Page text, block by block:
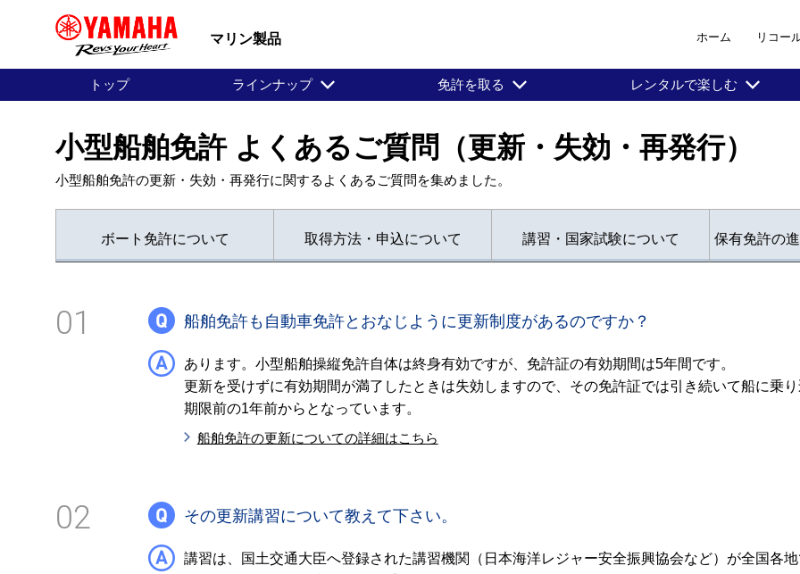
マリン製品 ホーム リコー
トップ ラインナップ 免許を取る レンタルで楽しむ
小型船舶免許 よくあるご質問（更新・失効・再発行）
小型船舶免許の更新・失効・再発行に関するよくあるご質問を集めました。
ボート免許について 取得方法・申込について 講習・国家試験について 保有免許の
01 船舶免許も自動車免許とおなじように更新制度があるのですか？
あります。小型船舶操縦免許自体は終身有効ですが、免許証の有効期間は5年間です。
更新を受けずに有効期間が満了したときは失効しますので、その免許証では引き続いて船に乗
期限前の1年前からとなっています。
船舶免許の更新についての詳細はこちら
02 その更新講習について教えて下さい。
講習は、国土交通大臣へ登録された講習機関（日本海洋レジャー安全振興協会など）が全国各